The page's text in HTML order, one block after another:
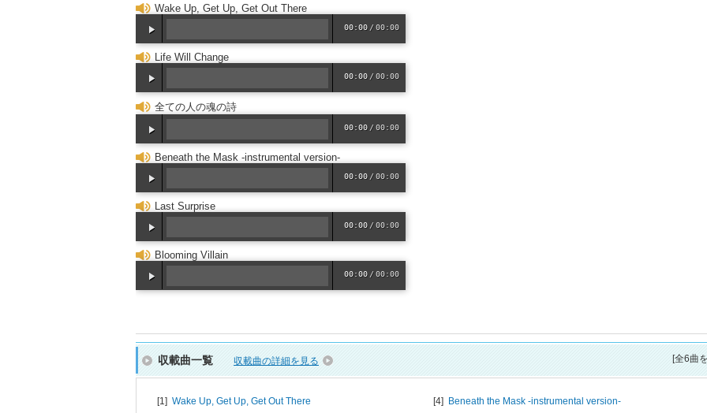
収載曲一覧 収載曲の詳細を見る [全6曲
[1] Wake Up, Get Up, Get Out There
[4] Beneath the Mask -instrumental version-